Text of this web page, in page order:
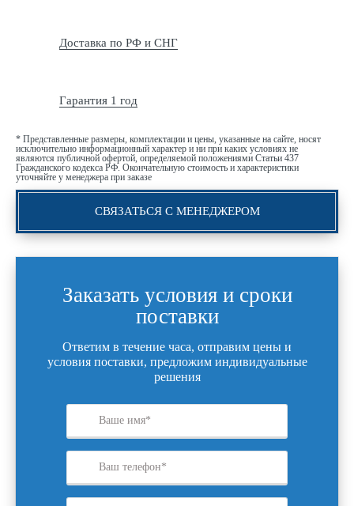
Доставка по РФ и СНГ
Гарантия 1 год
* Представленные размеры, комплектации и цены, указанные на сайте, носят
исключительно информационный характер и ни при каких условиях не
являются публичной офертой, определяемой положениями Статьи 437
Гражданского кодекса РФ. Окончательную стоимость и характеристики
уточняйте у менеджера при заказе
СВЯЗАТЬСЯ С МЕНЕДЖЕРОМ
Заказать условия и сроки
поставки
Ответим в течение часа, отправим цены и
условия поставки, предложим индивидуальные
решения